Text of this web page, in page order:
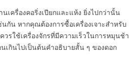
ครื่องคอริ่งเปียกและแห้ง ยิ่งไปกว่านั้น
กัน หากคุณต้องการซื้อเครื่องเจาะสำหรับ
รใช้เครื่องจักรที่มีความเร็วในการหมุนช้า
เกินไปเป็นต้นคำอธิบายสั้น ๆ ของดอก